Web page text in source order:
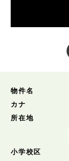
物件名
カナ
所在地
小学校区